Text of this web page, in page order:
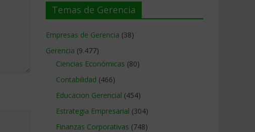
Temas de Gerencia
Empresas de Gerencia (38)
Gerencia (9.477)
Ciencias Económicas (80)
Contabilidad (466)
Educacion Gerencial (454)
Estrategia Empresarial (304)
Finanzas Corporativas (748)